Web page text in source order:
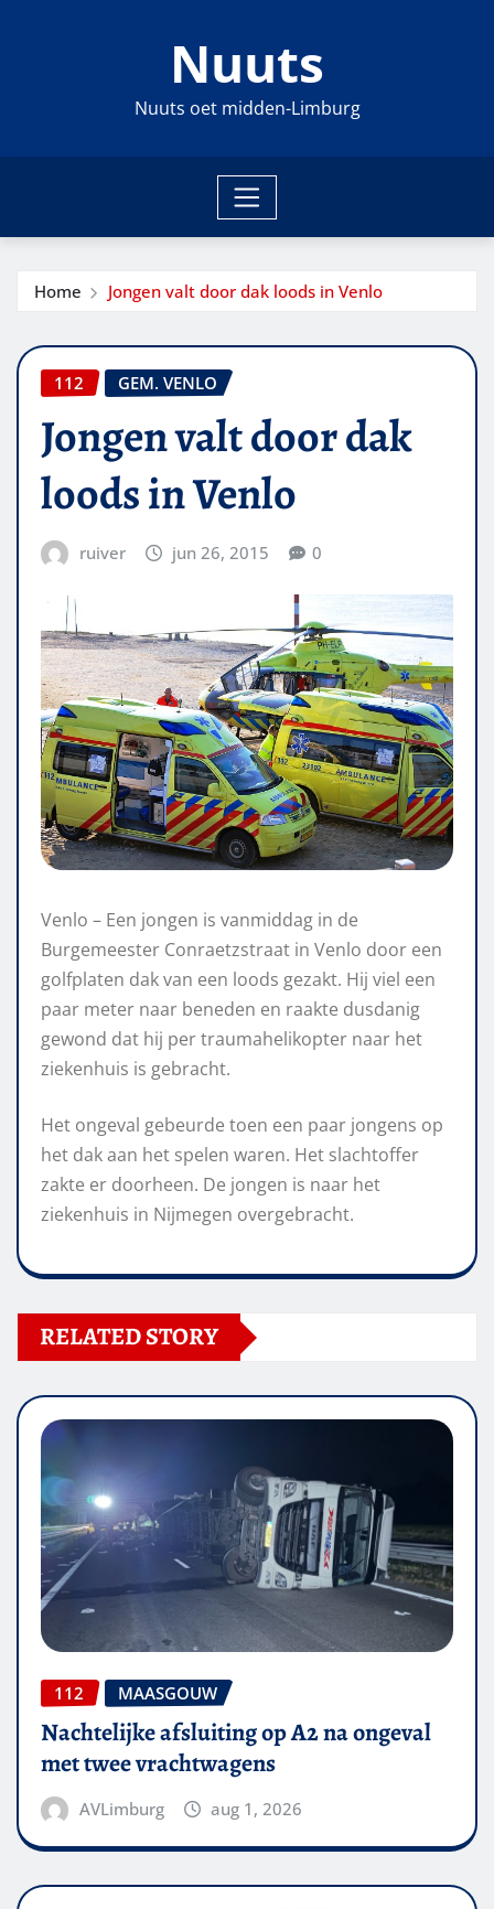
Nuuts
Nuuts oet midden-Limburg
Home Jongen valt door dak loods in Venlo
112 GEM. VENLO
Jongen valt door dak
loods in Venlo
ruiver jun 26, 2015 0
Venlo – Een jongen is vanmiddag in de
Burgemeester Conraetzstraat in Venlo door een
golfplaten dak van een loods gezakt. Hij viel een
paar meter naar beneden en raakte dusdanig
gewond dat hij per traumahelikopter naar het
ziekenhuis is gebracht.
Het ongeval gebeurde toen een paar jongens op
het dak aan het spelen waren. Het slachtoffer
zakte er doorheen. De jongen is naar het
ziekenhuis in Nijmegen overgebracht.
RELATED STORY
112 MAASGOUW
Nachtelijke afsluiting op A2 na ongeval
met twee vrachtwagens
AVLimburg aug 1, 2026